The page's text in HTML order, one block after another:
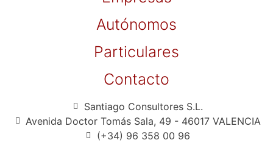
Autónomos
Particulares
Contacto
Santiago Consultores S.L.
Avenida Doctor Tomás Sala, 49 - 46017 VALENCIA
(+34) 96 358 00 96